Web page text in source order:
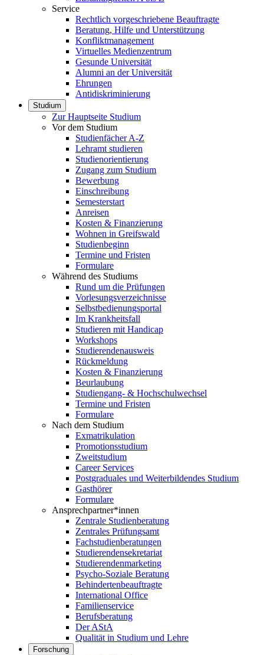
Service
Rechtlich vorgeschriebene Beauftragte
Beratung, Hilfe und Unterstützung
Konfliktmanagement
Virtuelles Medienzentrum
Gesunde Universität
Alumni an der Universität
Ehrungen
Antidiskriminierung
Studium
Zur Hauptseite Studium
Vor dem Studium
Studienfächer A-Z
Lehramt studieren
Studienorientierung
Zugang zum Studium
Bewerbung
Einschreibung
Semesterstart
Anreisen
Kosten & Finanzierung
Wohnen in Greifswald
Studienbeginn
Termine und Fristen
Formulare
Während des Studiums
Rund um die Prüfungen
Vorlesungsverzeichnisse
Selbstbedienungsportal
Im Krankheitsfall
Studieren mit Handicap
Workshops
Studierendenausweis
Rückmeldung
Kosten & Finanzierung
Beurlaubung
Studiengang- & Hochschulwechsel
Termine und Fristen
Formulare
Nach dem Studium
Exmatrikulation
Promotionsstudium
Zweitstudium
Career Services
Postgraduales und Weiterbildendes Studium
Gasthörer
Formulare
Ansprechpartner*innen
Zentrale Studienberatung
Zentrales Prüfungsamt
Fachstudienberatungen
Studierendensekretariat
Studierendenmarketing
Psycho-Soziale Beratung
Behindertenbeauftragte
International Office
Familienservice
Berufsberatung
Der AStA
Qualität in Studium und Lehre
Forschung